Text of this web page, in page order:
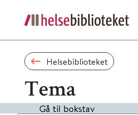
Helsebiblioteket
Tema
Gå til bokstav